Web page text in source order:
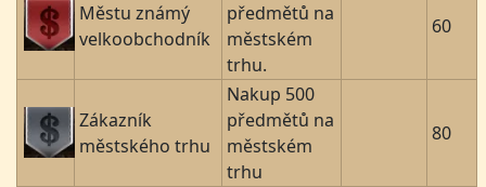
Městu známý
velkoobchodník
předmětů na
městském
trhu.
60
Zákazník
městského trhu
Nakup 500
předmětů na
městském
trhu
80